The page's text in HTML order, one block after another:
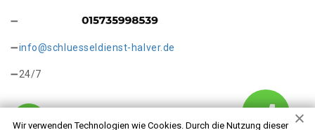
Wir verwenden Technologien wie Cookies. Durch die Nutzung dieser
info@schluesseldienst-halver.de
24/7